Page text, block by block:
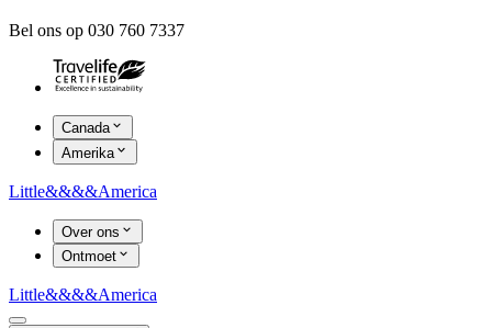
Bel ons op 030 760 7337
Canada
Amerika
Little&&&&America
Over ons
Ontmoet
Little&&&&America